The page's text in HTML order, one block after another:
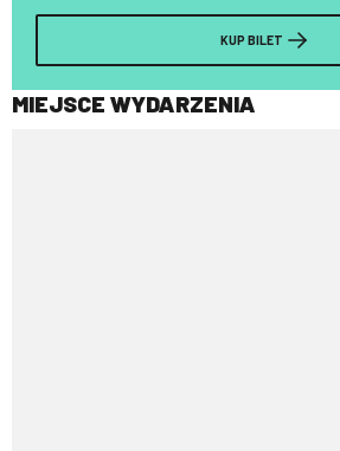
KUP BILET
MIEJSCE WYDARZENIA